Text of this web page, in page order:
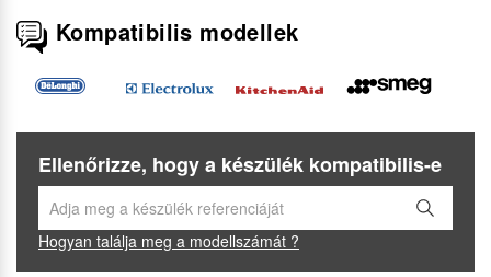
Kompatibilis modellek
Ellenőrizze, hogy a készülék kompatibilis-e
Hogyan találja meg a modellszámát ?